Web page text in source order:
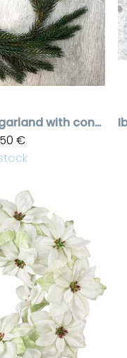
Spruce garland with cones
€